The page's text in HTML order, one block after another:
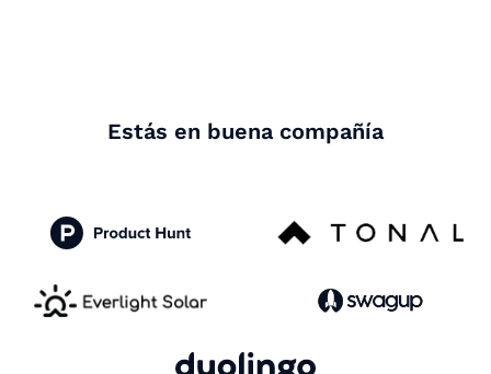
Estás en buena compañía